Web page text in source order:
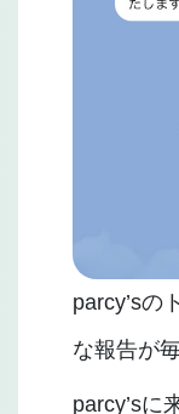
parcy’sの
な報告が
parcy’sに